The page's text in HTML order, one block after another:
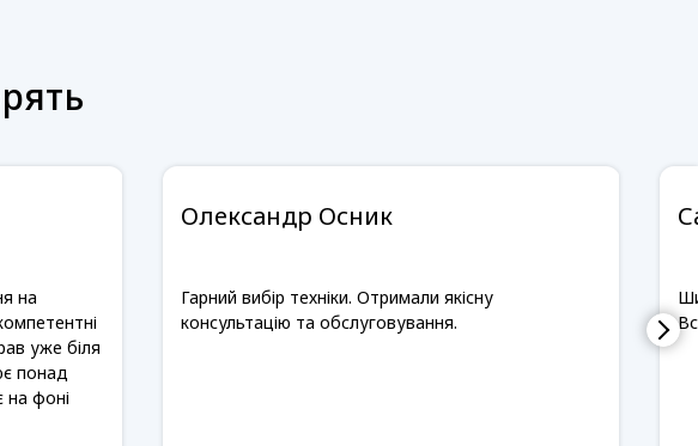
на
уже біля
понад
на фоні
Олександр Осник
Гарний вибір техніки. Отримали якісну
консультацію та обслуговування.